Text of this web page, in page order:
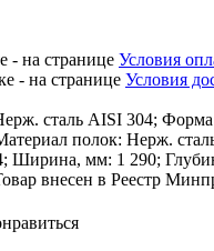
- на странице Условия
- на странице Условия
сталь AISI 304; Форма
полок: Нерж.
Ширина, мм: 1 290;
внесен в Реестр